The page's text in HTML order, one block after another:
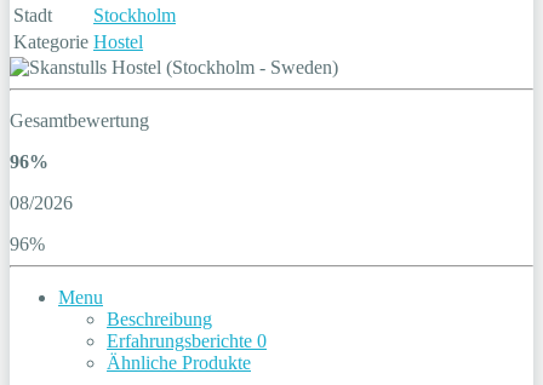
Stadt
Stockholm
Kategorie Hostel
Gesamtbewertung
96%
08/2026
96%
Menu
Beschreibung
Erfahrungsberichte 0
Ähnliche Produkte